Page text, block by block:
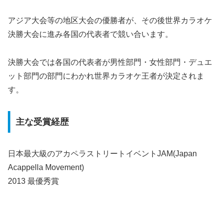
アジア大会等の地区大会の優勝者が、その後世界カラオケ
決勝大会に進み各国の代表者で競い合います。
決勝大会では各国の代表者が男性部門・女性部門・デュエ
ット部門の部門にわかれ世界カラオケ王者が決定されま
す。
主な受賞経歴
日本最大級のアカペラストリートイベントJAM(Japan
Acappella Movement)
2013 最優秀賞